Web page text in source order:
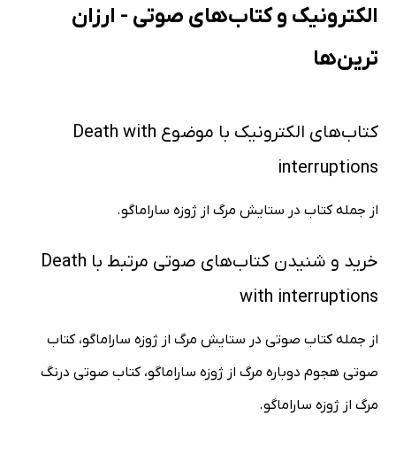
الکترونیک و کتاب‌های صوتی - ارزان
ترین‌ها
کتاب‌های الکترونیک با موضوع Death with
interruptions
از جمله کتاب در ستایش مرگ از ژوزه ساراماگو.
خرید و شنیدن کتاب‌های صوتی مرتبط با Death
with interruptions
از جمله کتاب صوتی در ستایش مرگ از ژوزه ساراماگو، کتاب
صوتی هجوم دوباره مرگ از ژوزه ساراماگو، کتاب صوتی درنگ
مرگ از ژوزه ساراماگو.